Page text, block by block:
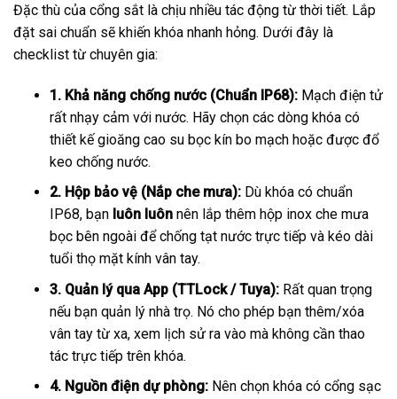
Đặc thù của cổng sắt là chịu nhiều tác động từ thời tiết. Lắp
đặt sai chuẩn sẽ khiến khóa nhanh hỏng. Dưới đây là
checklist từ chuyên gia:
1. Khả năng chống nước (Chuẩn IP68):Mạch điện tử
rất nhạy cảm với nước. Hãy chọn các dòng khóa có
thiết kế gioăng cao su bọc kín bo mạch hoặc được đổ
keo chống nước.
2. Hộp bảo vệ (Nắp che mưa):Dù khóa có chuẩn
IP68, bạn luôn luônnên lắp thêm hộp inox che mưa
bọc bên ngoài để chống tạt nước trực tiếp và kéo dài
tuổi thọ mặt kính vân tay.
3. Quản lý qua App (TTLock / Tuya):Rất quan trọng
nếu bạn quản lý nhà trọ. Nó cho phép bạn thêm/xóa
vân tay từ xa, xem lịch sử ra vào mà không cần thao
tác trực tiếp trên khóa.
4. Nguồn điện dự phòng:Nên chọn khóa có cổng sạc